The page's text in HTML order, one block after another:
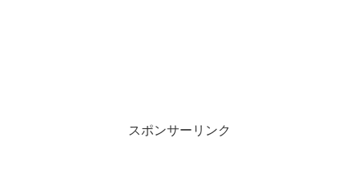
スポンサーリンク